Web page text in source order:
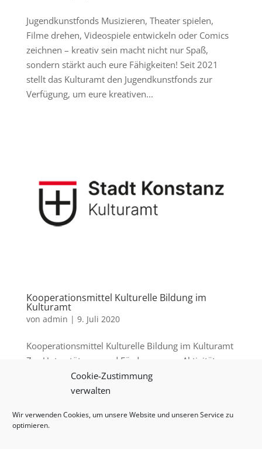
Cookie-Zustimmung
verwalten
Wir verwenden Cookies, um unsere Website und unseren Service zu
optimieren.
Jugendkunstfonds Musizieren, Theater spielen,
Filme drehen, Videospiele entwickeln oder Comics
zeichnen – kreativ sein macht nicht nur Spaß,
sondern stärkt auch eure Fähigkeiten! Seit 2021
stellt das Kulturamt den Jugendkunstfonds zur
Verfügung, um eure kreativen...
Kooperationsmittel Kulturelle Bildung im
Kulturamt
von admin | 9. Juli 2020
Kooperationsmittel Kulturelle Bildung im Kulturamt
Zur Unterstützung und Förderung von Aktivitäten
im Bereich der Kulturellen Bildung steht ein
jährliches Budget mit Kooperationsgeldern zur
Kooperation entscheidet das...